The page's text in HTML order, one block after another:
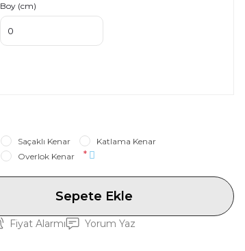
Boy (cm)
Saçaklı Kenar
Katlama Kenar
Overlok Kenar
*
Sepete Ekle
Fiyat Alarmı Yorum Yaz